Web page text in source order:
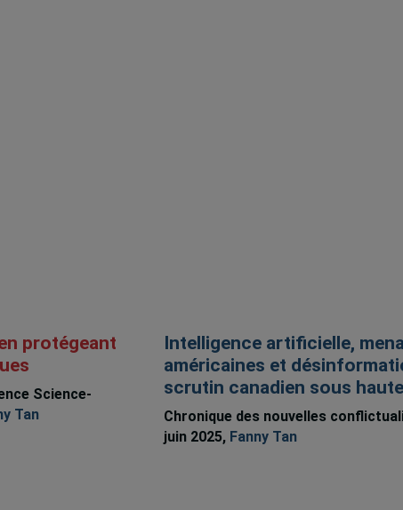
protégeant
Science-
Tan
Intelligence artificielle,
américaines et
scrutin canadien sous
Chronique des nouvelles
juin 2025, Fanny Tan